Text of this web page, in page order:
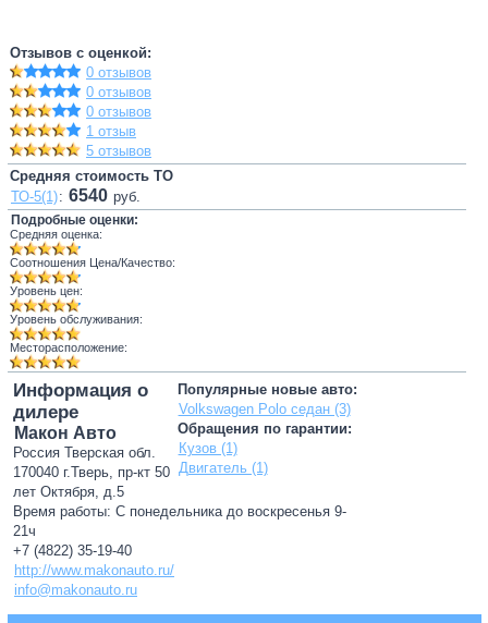
Отзывов с оценкой:
0 отзывов
0 отзывов
0 отзывов
1 отзыв
5 отзывов
Средняя стоимость ТО
ТО-5(1): 6540 руб.
Подробные оценки:
Средняя оценка:
Соотношения Цена/Качество:
Уровень цен:
Уровень обслуживания:
Месторасположение:
Популярные новые авто:
Volkswagen Polo седан (3)
Обращения по гарантии:
Кузов (1)
Двигатель (1)
Информация о
дилере
Макон Авто
Россия Тверская обл.
170040 г.Тверь, пр-кт 50
лет Октября, д.5
Время работы: С понедельника до воскресенья 9-
21ч
+7 (4822) 35-19-40
http://www.makonauto.ru/
info@makonauto.ru